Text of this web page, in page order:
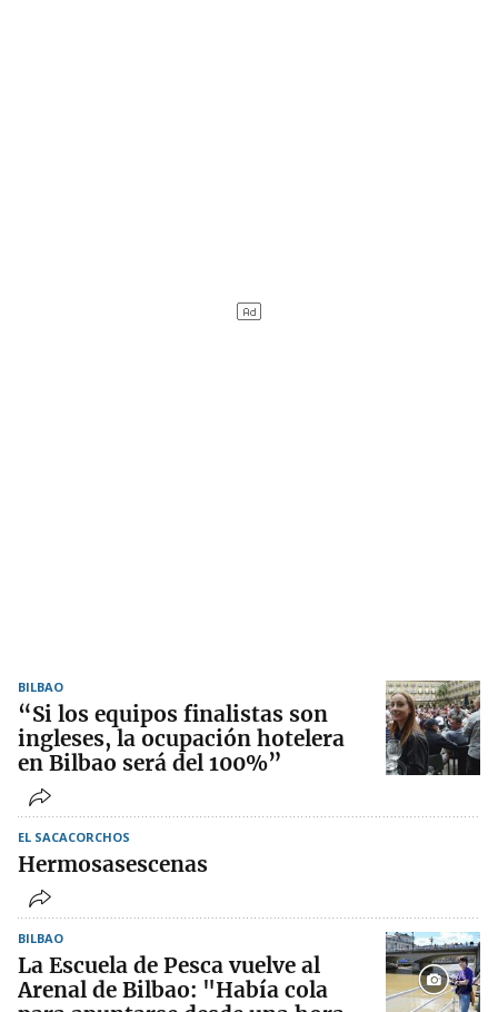
BILBAO
“Si los equipos finalistas son
ingleses, la ocupación hotelera
en Bilbao será del 100%”
EL SACACORCHOS
Hermosasescenas
BILBAO
La Escuela de Pesca vuelve al
Arenal de Bilbao: "Había cola